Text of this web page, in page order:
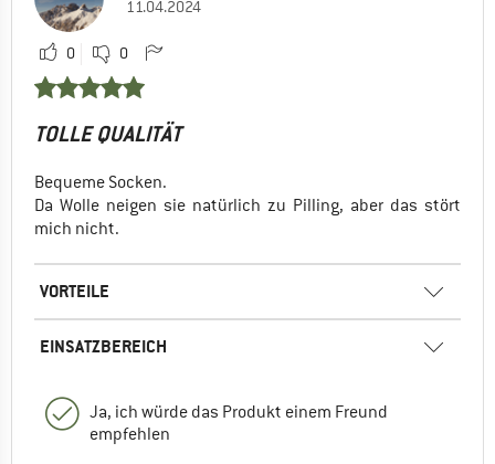
11.04.2024
0 0
TOLLE QUALITÄT
Bequeme Socken.
Da Wolle neigen sie natürlich zu Pilling, aber das stört
mich nicht.
VORTEILE
EINSATZBEREICH
Ja, ich würde das Produkt einem Freund
empfehlen